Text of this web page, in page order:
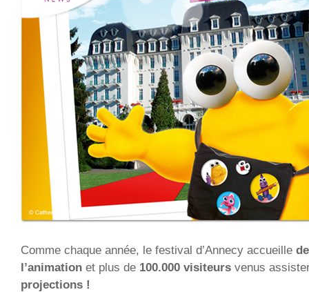
Comme chaque année, le festival d’Annecy accueille
l’animation et plus de 100.000 visiteurs venus
projections !